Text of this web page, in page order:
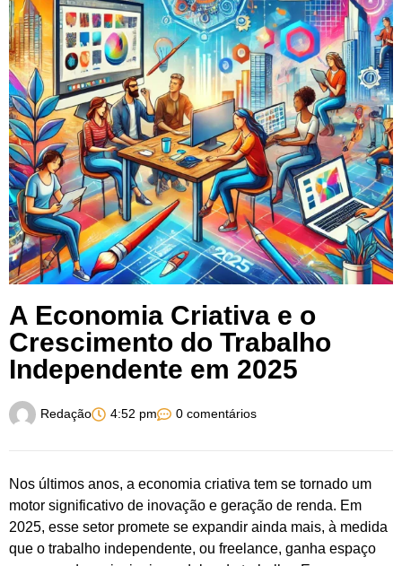
A Economia Criativa e o
Crescimento do Trabalho
Independente em 2025
Redação 4:52 pm 0 comentários
Nos últimos anos, a economia criativa tem se tornado um
motor significativo de inovação e geração de renda. Em
2025, esse setor promete se expandir ainda mais, à medida
que o trabalho independente, ou freelance, ganha espaço